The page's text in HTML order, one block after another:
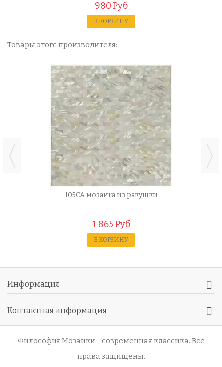
980 Руб
В КОРЗИНУ
Товары этого производителя:
105CA мозаика из ракушки
1 865 Руб
В КОРЗИНУ
Информация
Контактная информация
Философия Мозаики - современная классика. Все
права защищены.